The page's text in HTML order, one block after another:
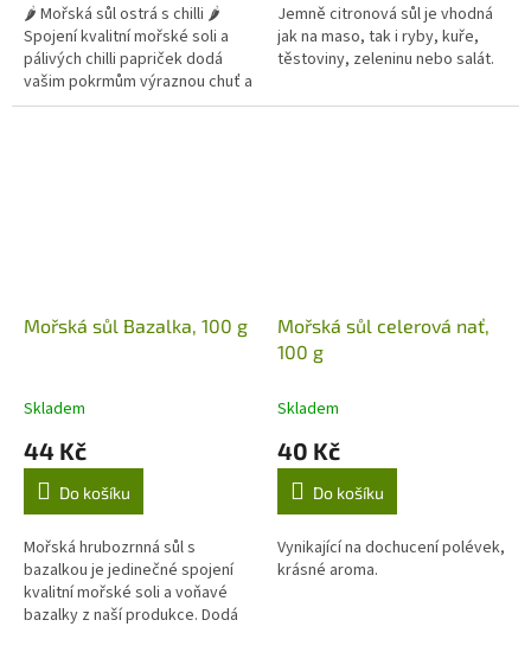
🌶️ Mořská sůl ostrá s chilli 🌶️
Spojení kvalitní mořské soli a
pálivých chilli papriček dodá
vašim pokrmům výraznou chuť a
příjemnou pikantnost. Skvěle se
Jemně citronová sůl je vhodná
jak na maso, tak i ryby, kuře,
těstoviny, zeleninu nebo salát.
Mořská sůl Bazalka, 100 g
Skladem
44 Kč
Do košíku
Mořská hrubozrnná sůl s
bazalkou je jedinečné spojení
kvalitní mořské soli a voňavé
bazalky z naší produkce. Dodá
Mořská sůl celerová nať,
100 g
Skladem
40 Kč
Do košíku
Vynikající na dochucení polévek,
krásné aroma.